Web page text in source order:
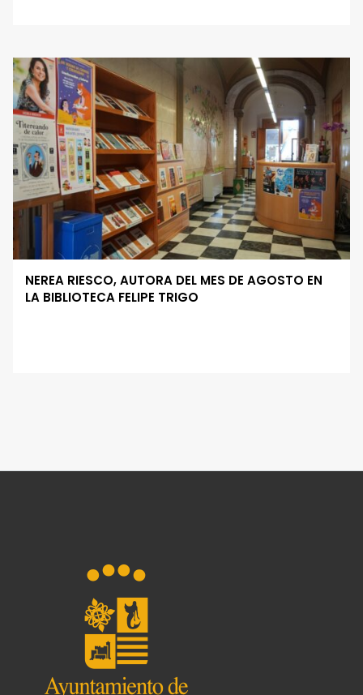
NEREA RIESCO, AUTORA DEL MES DE AGOSTO EN
LA BIBLIOTECA FELIPE TRIGO